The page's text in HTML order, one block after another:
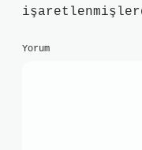
Yorum